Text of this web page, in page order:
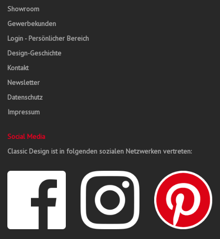
Showroom
Gewerbekunden
Login - Persönlicher Bereich
Design-Geschichte
Kontakt
Newsletter
Datenschutz
Impressum
Social Media
Classic Design ist in folgenden sozialen Netzwerken vertreten: